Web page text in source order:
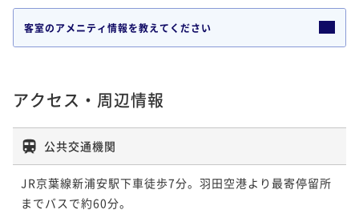
客室のアメニティ情報を教えてください
アクセス・周辺情報
公共交通機関
JR京葉線新浦安駅下車徒歩7分。羽田空港より最寄停留所
までバスで約60分。